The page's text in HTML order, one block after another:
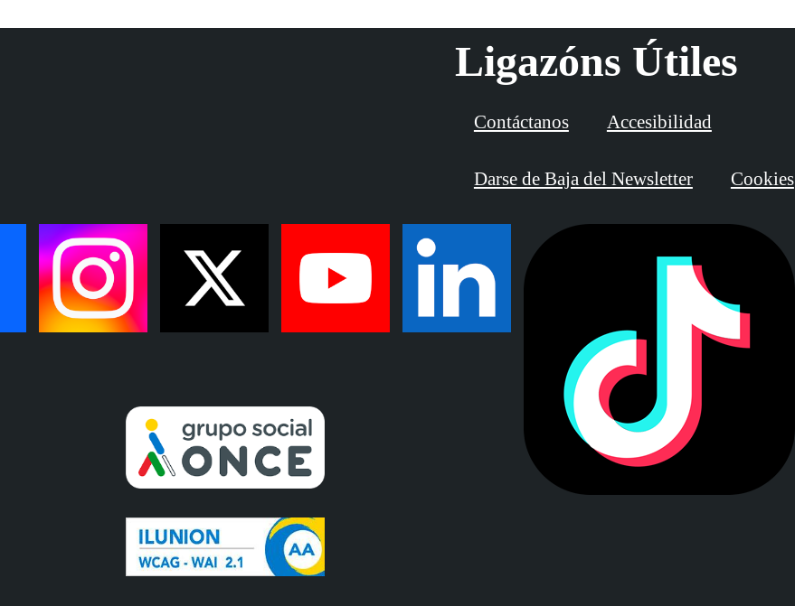
Ligazóns Útiles
Contáctanos Accesibilidad
Darse de Baja del Newsletter Cookies